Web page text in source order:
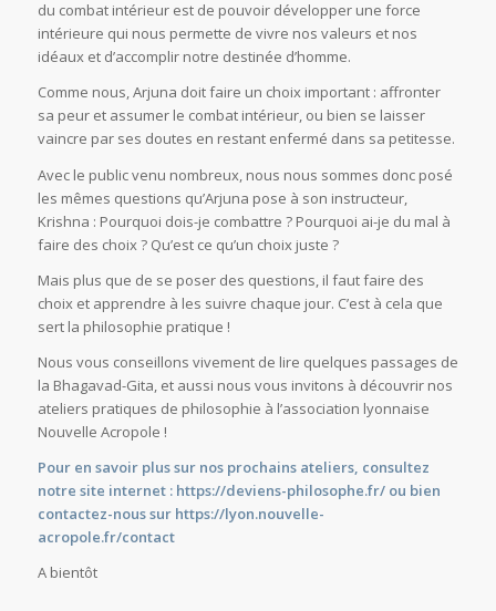
du combat intérieur est de pouvoir développer une force
intérieure qui nous permette de vivre nos valeurs et nos
idéaux et d’accomplir notre destinée d’homme.
Comme nous, Arjuna doit faire un choix important : affronter
sa peur et assumer le combat intérieur, ou bien se laisser
vaincre par ses doutes en restant enfermé dans sa petitesse.
Avec le public venu nombreux, nous nous sommes donc posé
les mêmes questions qu’Arjuna pose à son instructeur,
Krishna : Pourquoi dois-je combattre ? Pourquoi ai-je du mal à
faire des choix ? Qu’est ce qu’un choix juste ?
Mais plus que de se poser des questions, il faut faire des
choix et apprendre à les suivre chaque jour. C’est à cela que
sert la philosophie pratique !
Nous vous conseillons vivement de lire quelques passages de
la Bhagavad-Gita, et aussi nous vous invitons à découvrir nos
ateliers pratiques de philosophie à l’association lyonnaise
Nouvelle Acropole !
Pour en savoir plus sur nos prochains ateliers, consultez
notre site internet : https://deviens-philosophe.fr/ou bien
contactez-nous sur https://lyon.nouvelle-
acropole.fr/contact
A bientôt